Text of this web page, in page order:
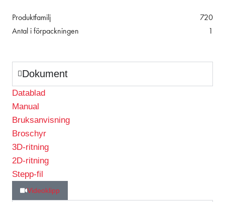
Produktfamilj
720
Antal i förpackningen
1
Dokument
Datablad
Manual
Bruksanvisning
Broschyr
3D-ritning
2D-ritning
Stepp-fil
Videoklipp